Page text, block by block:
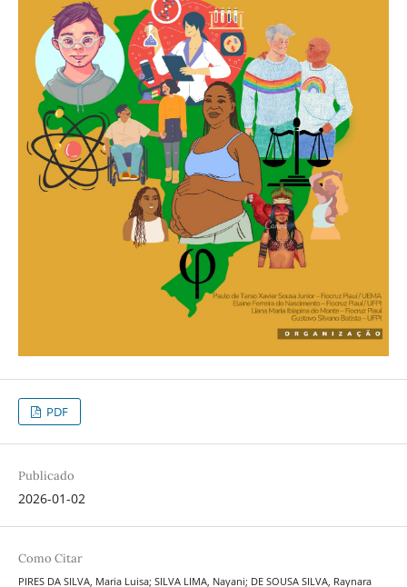
PDF
Publicado
2026-01-02
Como Citar
PIRES DA SILVA, Maria Luisa; SILVA LIMA, Nayani; DE SOUSA SILVA, Raynara